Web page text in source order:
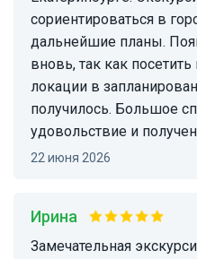
сориентироваться в
дальнейшие планы.
вновь, так как
локации в
получилось. Большое
удовольствие и
22 июня 2026
Ирина
Замечательная экскурсия! Хотя и живу